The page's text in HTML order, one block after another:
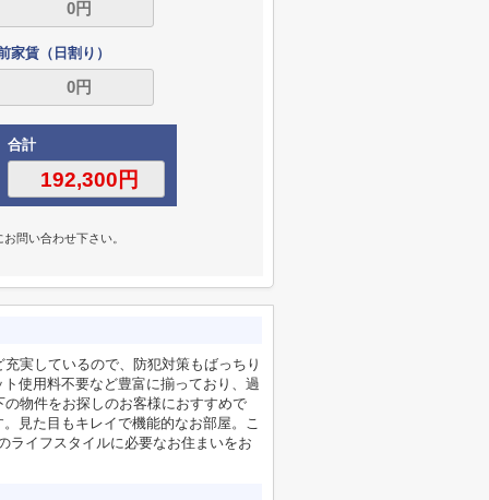
家賃（日割り）
合計
問い合わせ下さい。
実しているので、防犯対策もばっちり
使用料不要など豊富に揃っており、過
物件をお探しのお客様におすすめで
見た目もキレイで機能的なお部屋。こ
ライフスタイルに必要なお住まいをお